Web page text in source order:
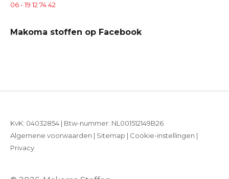
06 - 19 12 74 42
Makoma stoffen op Facebook
KvK: 04032854 | Btw-nummer: NL001512149B26
Algemene voorwaarden | Sitemap | Cookie-instellingen |
Privacy